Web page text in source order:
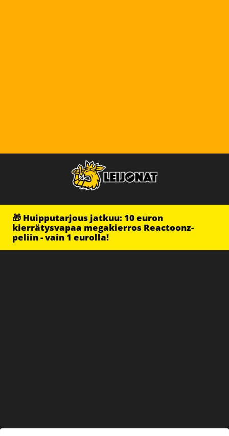
🎁 Huipputarjous jatkuu: 10 euron
kierrätysvapaa megakierros Reactoonz-
peliin - vain 1 eurolla!